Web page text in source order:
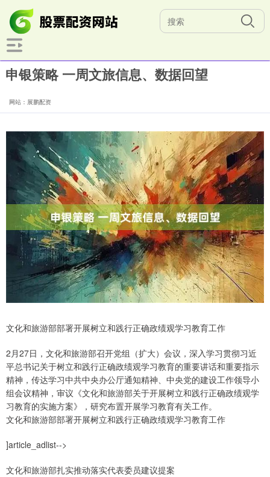
申银策略 一周文旅信息、数据回望
网站：展鹏配资
文化和旅游部部署开展树立和践行正确政绩观学习教育工作
2月27日，文化和旅游部召开党组（扩大）会议，深入学习贯彻习近
平总书记关于树立和践行正确政绩观学习教育的重要讲话和重要指示
精神，传达学习中共中央办公厅通知精神、中央党的建设工作领导小
组会议精神，审议《文化和旅游部关于开展树立和践行正确政绩观学
习教育的实施方案》，研究布置开展学习教育有关工作。
文化和旅游部部署开展树立和践行正确政绩观学习教育工作
]article_adlist-->
文化和旅游部扎实推动落实代表委员建议提案